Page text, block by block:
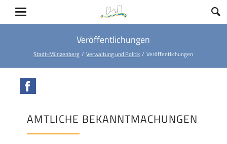
Veröffentlichungen
Stadt-Münzenberg Verwaltung und Politik Veröffentlichungen
AMTLICHE BEKANNTMACHUNGEN